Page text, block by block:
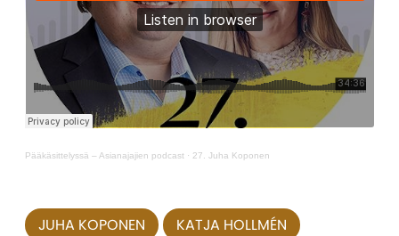
Pääkäsittelyssä – Asianajajien podcast · 27. Juha Koponen
JUHA KOPONEN
KATJA HOLLMÉN